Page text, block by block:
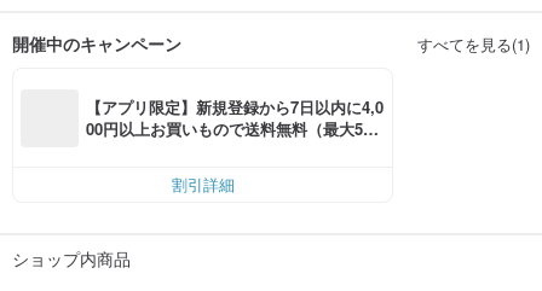
開催中のキャンペーン すべてを見る(1)
【アプリ限定】新規登録から7日以内に4,0
00円以上お買いもので送料無料（最大500
割引詳細
ショップ内商品